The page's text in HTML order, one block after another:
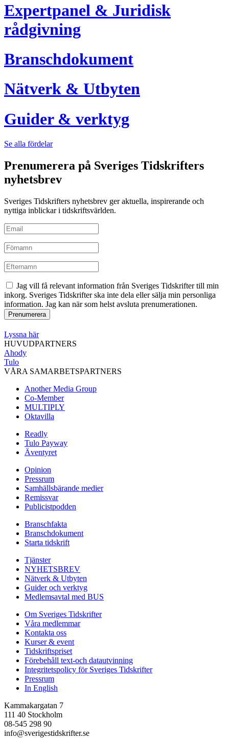
Expertpanel & Juridisk
rådgivning
Branschdokument
Nätverk & Utbyten
Guider & verktyg
Se alla fördelar
Prenumerera på Sveriges Tidskrifters
nyhetsbrev
Sveriges Tidskrifters nyhetsbrev ger aktuella, inspirerande och
nyttiga inblickar i tidskriftsvärlden.
Jag vill få relevant information från Sveriges Tidskrifter till min
inkorg. Sveriges Tidskrifter ska inte dela eller sälja min personliga
information. Jag kan när som helst avsluta prenumerationen.
Lyssna här
HUVUDPARTNERS
Ahody
Tulo
VÅRA SAMARBETSPARTNERS
Another Media Group
Co-Member
MULTIPLY
Oktavilla
Readly
Tulo Payway
Äventyret
Opinion
Pressrum
Samhällsbärande medier
Remissvar
Publicistpodden
Branschfakta
Branschdokument
Starta tidskrift
Tjänster
NYHETSBREV
Nätverk & Utbyten
Guider och verktyg
Medlemsavtal med BUS
Om Sveriges Tidskrifter
Våra medlemmar
Kontakta oss
Kurser & event
Tidskriftspriset
Förebehåll text-och datautvinning
Integritetspolicy för Sveriges Tidskrifter
Pressrum
In English
Kammakargatan 7
111 40 Stockholm
08-545 298 90
info@sverigestidskrifter.se